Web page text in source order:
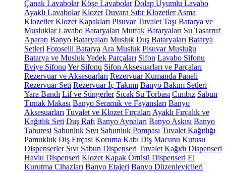
Çanak Lavabolar Köşe Lavabolar Dolap Uyumlu Lavabo
Ayaklı Lavabolar Klozet Duvara Sıfır Klozetler Asma
Klozetler Klozet Kapakları Pisuvar Tuvalet Taşı Batarya ve
Musluklar Lavabo Bataryaları Mutfak Bataryaları Su Tasarruf
Aparatı Banyo Bataryaları Musluk Duş Bataryaları Batarya
Setleri Fotoselli Batarya Ara Musluk Pisuvar Musluğu
Batarya ve Musluk Yedek Parçaları Sifon Lavabo Sifonu
Eviye Sifonu Yer Sifonu Sifon Aksesuarları ve Parçaları
Rezervuar ve Aksesuarları Rezervuar Kumanda Paneli
Rezervuar Seti Rezervuar İç Takımı Banyo Bakım Setleri
Yara Bandı Lif ve Süngerler Sıcak Su Torbası Cımbız Sabun
Tırnak Makası Banyo Seramik ve Fayansları Banyo
Aksesuarları Tuvalet ve Klozet Fırçaları Ayaklı Fırçalık ve
Kağıtlık Seti Duş Rafı Banyo Aynaları Banyo Askısı Banyo
Taburesi Sabunluk Sıvı Sabunluk Pompası Tuvalet Kağıtlığı
Pamukluk Diş Fırçası Koruma Kabı Diş Macunu Kutusu
Dispenserler Sıvı Sabun Dispenseri Tuvalet Kağıdı Dispenseri
Havlu Dispenseri Klozet Kapak Örtüsü Dispenseri El
Kurutma Cihazları Banyo Etajeri Banyo Düzenleyicileri